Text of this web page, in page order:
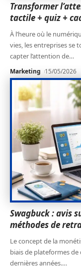
Transformer
tactile + quiz +
À l’heure où le
vies, les entreprises se
capter l’attention de…
Marketing 15/05/2026
Swagbuck : avis
méthodes de
Le concept de la
biais de plateformes
dernières années.…